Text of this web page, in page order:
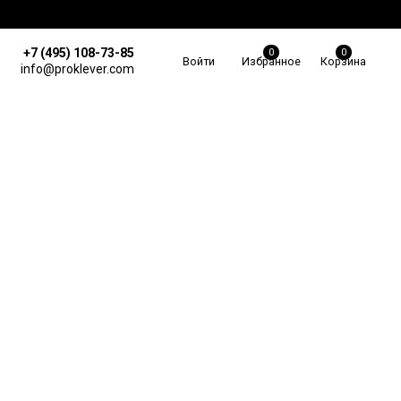
+7 (495) 108-73-85
info@proklever.com
Войти
0
Избранное
0
Корзина